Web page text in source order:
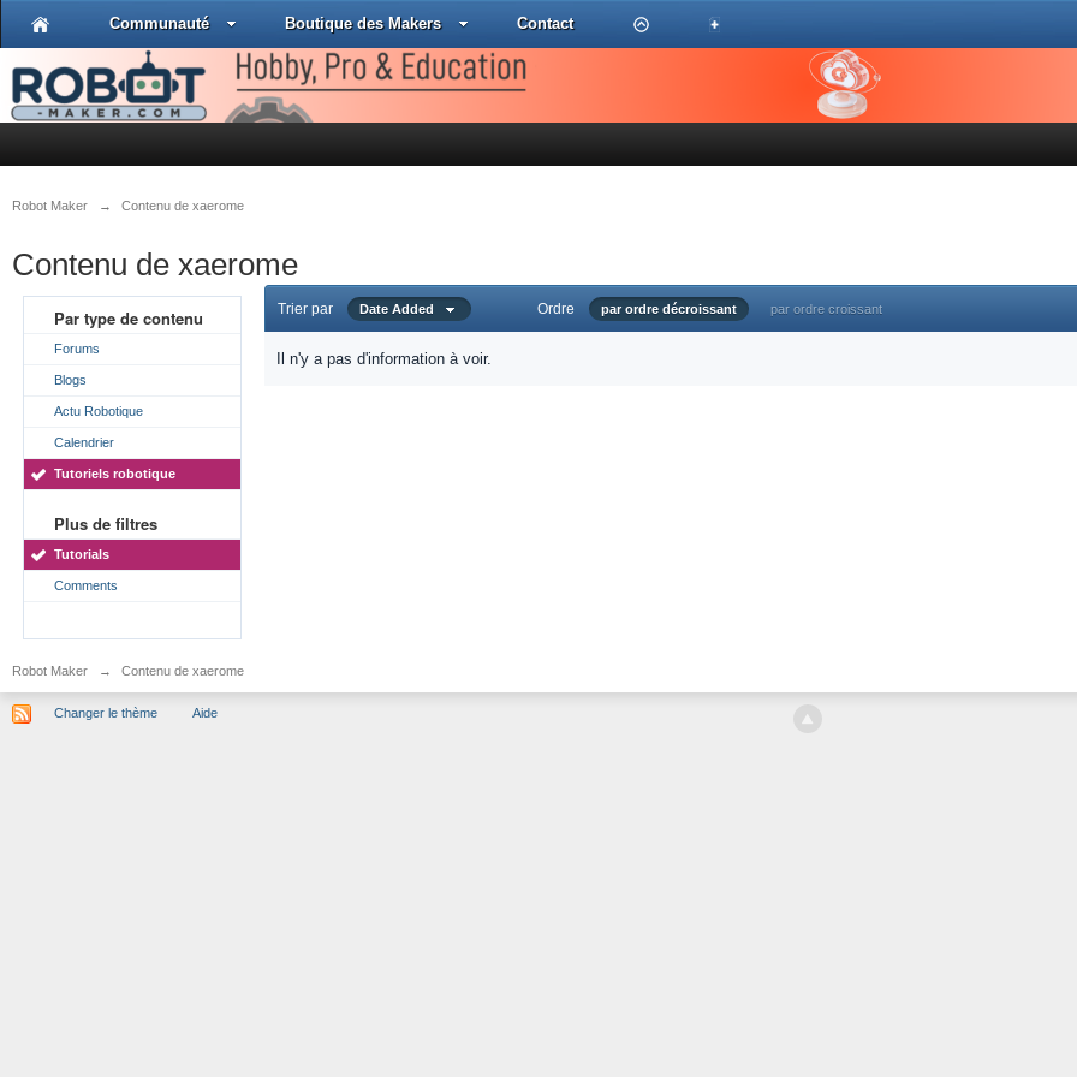
Communauté Boutique des Makers Contact
Robot Maker → Contenu de xaerome
Contenu de xaerome
Par type de contenu
Forums
Blogs
Actu Robotique
Calendrier
Tutoriels robotique
Plus de filtres
Tutorials
Comments
Trier par Date Added Ordre par ordre décroissant par ordre croissant
Il n'y a pas d'information à voir.
Robot Maker → Contenu de xaerome
Changer le thème Aide